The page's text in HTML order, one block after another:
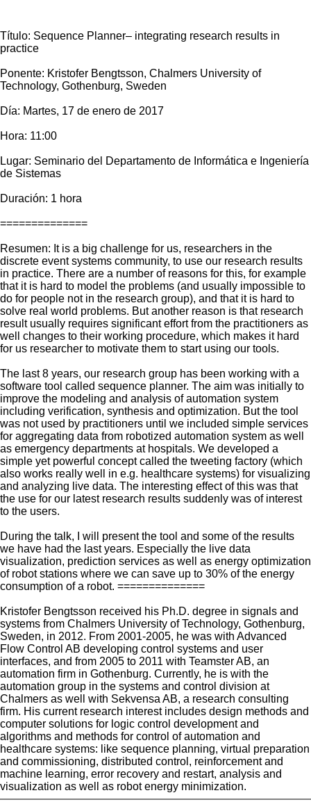
Título: Sequence Planner– integrating research results in
practice
Ponente: Kristofer Bengtsson, Chalmers University of
Technology, Gothenburg, Sweden
Día: Martes, 17 de enero de 2017
Hora: 11:00
Lugar: Seminario del Departamento de Informática e Ingeniería
de Sistemas
Duración: 1 hora
==============
Resumen: It is a big challenge for us, researchers in the
discrete event systems community, to use our research results
in practice. There are a number of reasons for this, for example
that it is hard to model the problems (and usually impossible to
do for people not in the research group), and that it is hard to
solve real world problems. But another reason is that research
result usually requires significant effort from the practitioners as
well changes to their working procedure, which makes it hard
for us researcher to motivate them to start using our tools.
The last 8 years, our research group has been working with a
software tool called sequence planner. The aim was initially to
improve the modeling and analysis of automation system
including verification, synthesis and optimization. But the tool
was not used by practitioners until we included simple services
for aggregating data from robotized automation system as well
as emergency departments at hospitals. We developed a
simple yet powerful concept called the tweeting factory (which
also works really well in e.g. healthcare systems) for visualizing
and analyzing live data. The interesting effect of this was that
the use for our latest research results suddenly was of interest
to the users.
During the talk, I will present the tool and some of the results
we have had the last years. Especially the live data
visualization, prediction services as well as energy optimization
of robot stations where we can save up to 30% of the energy
consumption of a robot. ==============
Kristofer Bengtsson received his Ph.D. degree in signals and
systems from Chalmers University of Technology, Gothenburg,
Sweden, in 2012. From 2001-2005, he was with Advanced
Flow Control AB developing control systems and user
interfaces, and from 2005 to 2011 with Teamster AB, an
automation firm in Gothenburg. Currently, he is with the
automation group in the systems and control division at
Chalmers as well with Sekvensa AB, a research consulting
firm. His current research interest includes design methods and
computer solutions for logic control development and
algorithms and methods for control of automation and
healthcare systems: like sequence planning, virtual preparation
and commissioning, distributed control, reinforcement and
machine learning, error recovery and restart, analysis and
visualization as well as robot energy minimization.